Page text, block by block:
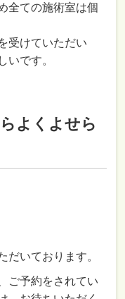
全ての施術室は個
受けていただい
いです。
よくよせら
だいております。
ご予約をされてい